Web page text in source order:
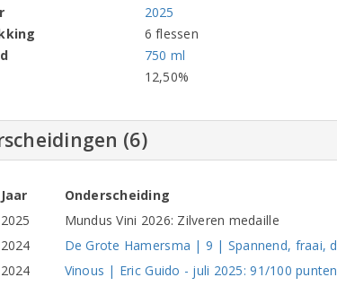
2025
6 flessen
750 ml
12,50%
(6)
Jaar
Onderscheiding
2025
Mundus Vini 2026: Zilveren medaille
2024
De Grote Hamersma | 9 | Spannend, fraai,
2024
Vinous | Eric Guido - juli 2025: 91/100